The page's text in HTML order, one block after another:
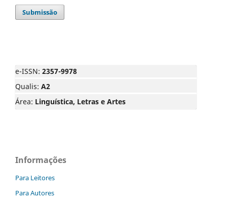
Submissão
e-ISSN: 2357-9978
Qualis: A2
Área: Linguística, Letras e Artes
Informações
Para Leitores
Para Autores